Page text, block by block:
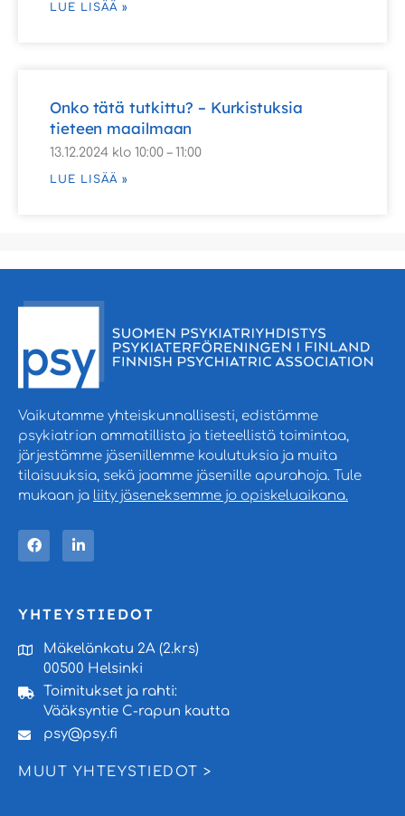
LUE LISÄÄ »
Onko tätä tutkittu? – Kurkistuksia
tieteen maailmaan
13.12.2024 klo 10:00 – 11:00
LUE LISÄÄ »
Vaikutamme yhteiskunnallisesti, edistämme
psykiatrian ammatillista ja tieteellistä toimintaa,
järjestämme jäsenillemme koulutuksia ja muita
tilaisuuksia, sekä jaamme jäsenille apurahoja. Tule
mukaan ja liity jäseneksemme jo opiskeluaikana.
YHTEYSTIEDOT
Mäkelänkatu 2A (2.krs)
00500 Helsinki
Toimitukset ja rahti:
Vääksyntie C-rapun kautta
psy@psy.fi
MUUT YHTEYSTIEDOT >